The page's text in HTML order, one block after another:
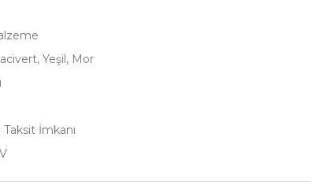
Yeşil, Mor
Taksit İmkanı